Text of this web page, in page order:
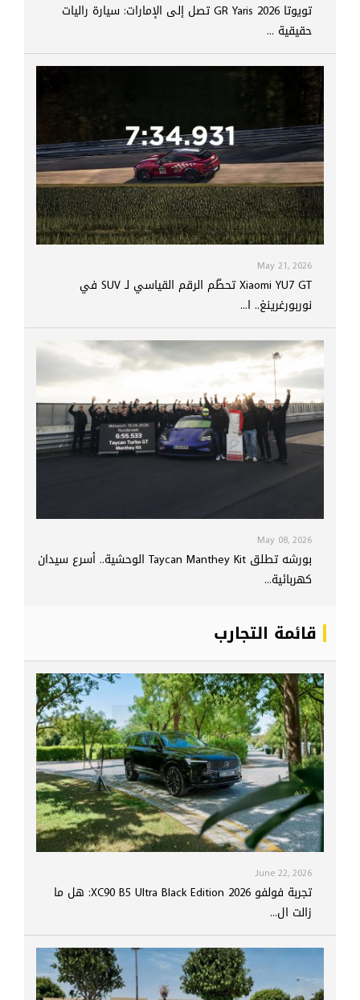
تويوتا GR Yaris 2026 تصل إلى الإمارات: سيارة راليات
حقيقية ...
May 21, 2026
Xiaomi YU7 GT تحطّم الرقم القياسي لـ SUV في
نوربورغرينغ.. ا...
May 08, 2026
بورشه تطلق Taycan Manthey Kit الوحشية.. أسرع سيدان
كهربائية...
قائمة التجارب
June 22, 2026
تجربة فولفو XC90 B5 Ultra Black Edition 2026: هل ما
زالت ال...